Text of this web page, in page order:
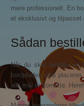
mere professionelt. En
et eksklusivt og tilpasset
Sådan
Når du skal bestille en
bordpladen skal
alle mål er korrekte.